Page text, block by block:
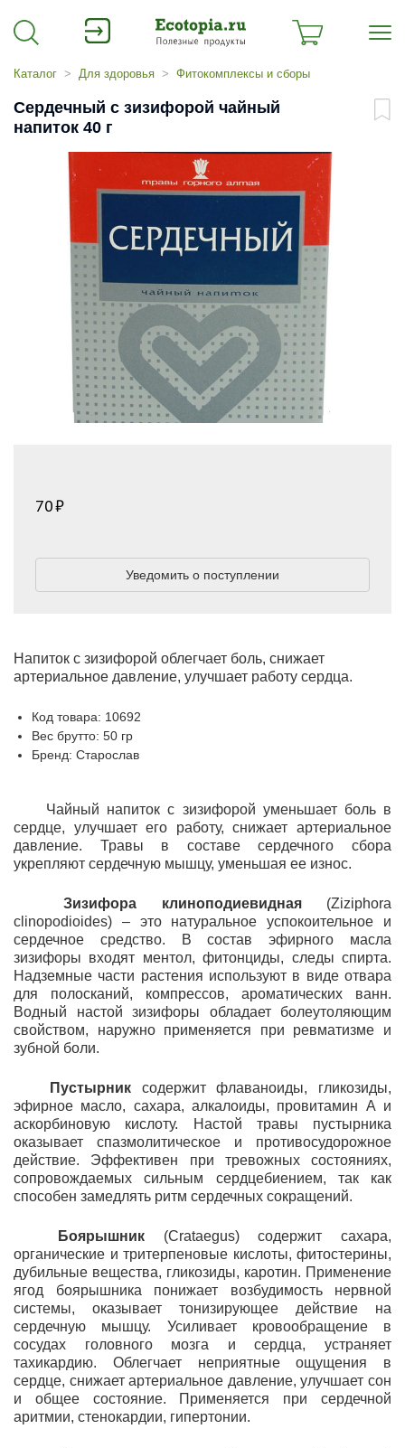
Каталог Для здоровья Фитокомплексы и сборы
Сердечный с зизифорой чайный
напиток 40 г
Напиток с зизифорой облегчает боль, снижает
артериальное давление, улучшает работу сердца.
Код товара: 10692
Вес брутто: 50 гр
Бренд: Старослав
70
Уведомить о поступлении
Чайный напиток с зизифорой уменьшает боль в
сердце, улучшает его работу, снижает артериальное
давление. Травы в составе сердечного сбора
укрепляют сердечную мышцу, уменьшая ее износ.
Зизифора клиноподиевидная(Ziziphora
clinopodioides) – это натуральное успокоительное и
сердечное средство. В состав эфирного масла
зизифоры входят ментол, фитонциды, следы спирта.
Надземные части растения используют в виде отвара
для полосканий, компрессов, ароматических ванн.
Водный настой зизифоры обладает болеутоляющим
свойством, наружно применяется при ревматизме и
зубной боли.
Пустырниксодержит флаваноиды, гликозиды,
эфирное масло, сахара, алкалоиды, провитамин А и
аскорбиновую кислоту. Настой травы пустырника
оказывает спазмолитическое и противосудорожное
действие. Эффективен при тревожных состояниях,
сопровождаемых сильным сердцебиением, так как
способен замедлять ритм сердечных сокращений.
Боярышник (Crataegus) содержит сахара,
органические и тритерпеновые кислоты, фитостерины,
дубильные вещества, гликозиды, каротин. Применение
ягод боярышника понижает возбудимость нервной
системы, оказывает тонизирующее действие на
сердечную мышцу. Усиливает кровообращение в
сосудах головного мозга и сердца, устраняет
тахикардию. Облегчает неприятные ощущения в
сердце, снижает артериальное давление, улучшает сон
и общее состояние. Применяется при сердечной
аритмии, стенокардии, гипертонии.